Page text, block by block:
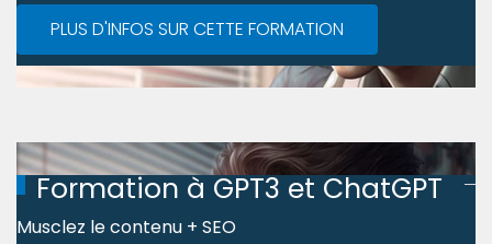
PLUS D'INFOS SUR CETTE FORMATION
Formation à GPT3 et ChatGPT
Musclez le contenu + SEO